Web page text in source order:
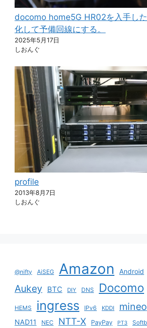
docomo home5G HR02を入手し
化して予備回線にする。
2025年5月17日
しおんぐ
profile
2013年8月7日
しおんぐ
@nifty AiSEG Amazon Android
Aukey BTC DIY DNS Docomo
HEMS ingress IPv6 KDDI mineo
NAD11 NEC NTT-X PayPay PT3